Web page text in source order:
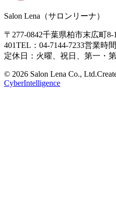
Salon Lena（サロンリーナ）
〒277-0842千葉県柏市末広町8-
401TEL：04-7144-7233営業時
定休日：火曜、祝日、第一・
© 2026 Salon Lena Co., Ltd.
CyberIntelligence